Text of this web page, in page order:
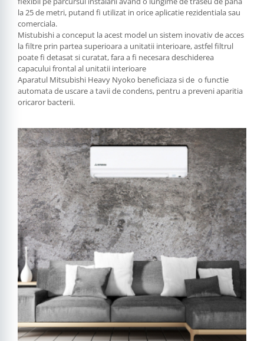
la 25 de metri, putand fi utilizat in orice aplicatie rezidentiala sau
comerciala.
Mistubishi a conceput la acest model un sistem inovativ de acces
la filtre prin partea superioara a unitatii interioare, astfel filtrul
poate fi detasat si curatat, fara a fi necesara deschiderea
capacului frontal al unitatii interioare
Aparatul Mitsubishi Heavy Nyoko beneficiaza si de o functie
automata de uscare a tavii de condens, pentru a preveni aparitia
oricaror bacterii.